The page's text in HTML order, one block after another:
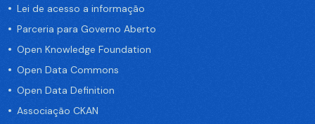
Lei de acesso a informação
Parceria para Governo Aberto
Open Knowledge Foundation
Open Data Commons
Open Data Definition
Associação CKAN